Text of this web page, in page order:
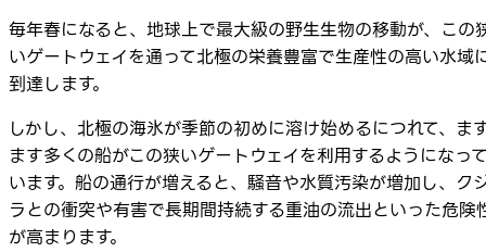
毎年春になると、地球上で最大級の野生生物の移動が、この
いゲートウェイを通って北極の栄養豊富で生産性の高い水域
到達します。
しかし、北極の海氷が季節の初めに溶け始めるにつれて、ま
ます多くの船がこの狭いゲートウェイを利用するようになっ
います。船の通行が増えると、騒音や水質汚染が増加し、ク
ラとの衝突や有害で長期間持続する重油の流出といった危険
が高まります。